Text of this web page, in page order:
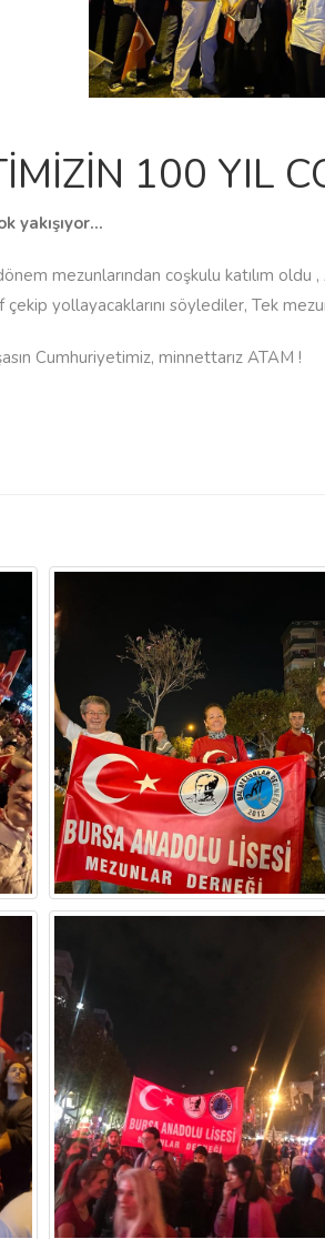
100 YIL
yakışıyor...
mezunlarından coşkulu katılım
yollayacaklarını söylediler, Tek
Cumhuriyetimiz, minnettarız ATAM !